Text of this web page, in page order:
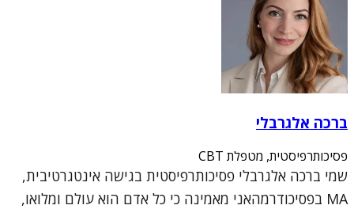
ברכה אלגרבלי
פסיכותרפיסטית, מטפלת CBT
שמי ברכה אלגרבלי פסיכותרפיסטית בגישה אינטגרטיבית,
MA בפסיכודרמהאני מאמינה כי כל אדם הוא עולם ומלואו,